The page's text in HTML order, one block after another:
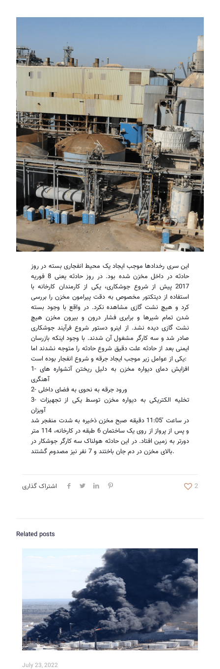
این سری رخدادها موجب ایجاد یک محیط انفجاری بسته در روز
حادثه در داخل مخزن شده بود. در روز حادثه یعنی 8 فوریه
2017 پیش از شروع جوشکاری، یکی از کارمندان کارخانه با
استفاده از دیتکتور مخصوص به دقت پیرامون مخزن را بررسی
کرد و هیچ نشت گازی مشاهده نکرد. در واقع با وجود بسته
شدن تمام شیرها و برابری فشار درون و بیرون مخزن هیچ
نشت گازی دیده نشد. از اینرو دستور شروع فرآیند جوشکاری
صادر شد و سه کارگر مشغول آن شدند. با وجود اینکه بازرسان
ایمنی بعد از حادثه علت دقیق شروع حادثه را متوجه نشدند اما
یکی از عوامل زیر موجب ایجاد جرقه و شروع انفجار بوده است:
1- افزایش دمای دیواره مخزن به دلیل ریختن آتشواره های
آهنگری
2- ورود جرقه به نحوی به فضای داخلی
3- تخلیه الکتریکی به دیواره مخزن توسط یکی از تجهیزات
آویزان
در ساعت ’11:05 دقیقه صبح مخزن ذخیره به شدت منفجر شد
و پس از پرواز از روی یک ساختمان 6 طبقه در کارخانه، 114 متر
دورتر به زمین افتاد. در این حادثه هولناک سه کارگر جوشکار در
بالای مخزن در دم جان باختند و 7 نفر نیز مصدوم گشتند.
اشتراک گذاری 2
Related posts
July 23, 2022